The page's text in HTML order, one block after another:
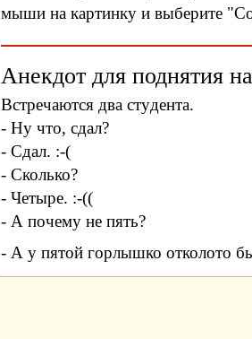
мыши на картинку и выберите
Анекдот для поднятия
Встpечаются два стyдента.
- Hy что, сдал?
- Сдал. :-(
- Сколько?
- Четыpе. :-((
- А почемy не пять?
- А y пятой гоpлышко отколото